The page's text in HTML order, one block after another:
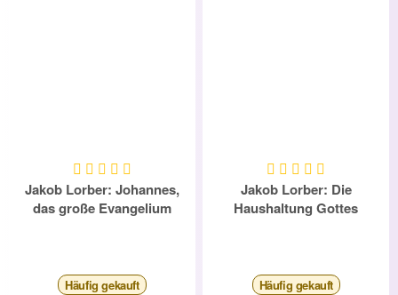
Jakob Lorber: Johannes,
das große Evangelium
Häufiggekauft
Jakob Lorber: Die
Haushaltung Gottes
Häufig gekauft